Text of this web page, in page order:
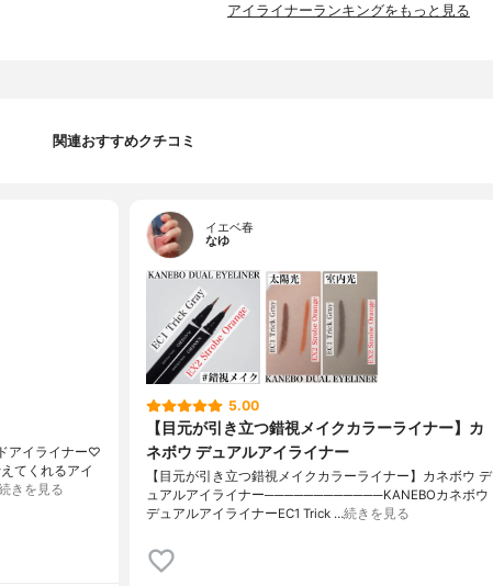
アイライナーランキングをもっと見る
関連おすすめクチコミ
アイライナー♡
てくれるアイ
きを見る
イエベ春
なゆ
5.00
【目元が引き立つ錯視メイクカラーライナー】カ
ネボウ デュアルアイライナー
【目元が引き立つ錯視メイクカラーライナー】カネボウ デ
ュアルアイライナー────────────KANEBOカネボウ
デュアルアイライナーEC1 Trick …続きを見る